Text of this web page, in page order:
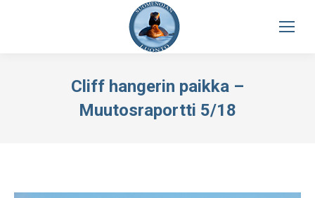
Cliff hangerin paikka –
Muutosraportti 5/18